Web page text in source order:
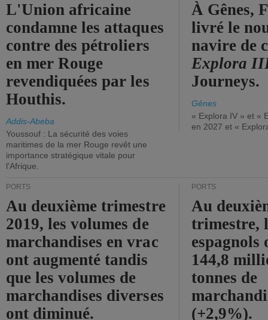
L'Union africaine
condamne les attaques
contre des pétroliers
en mer Rouge
revendiquées par les
Houthis.
Addis-Abeba
Youssouf : La sécurité des voies
maritimes de la mer Rouge revêt une
importance stratégique vitale pour
l'Afrique.
À Gênes,
livré le
navire de
Explora
Journeys.
Gênes
« Explora IV » et «
en 2027 et «
PORTS
Au deuxième trimestre
2019, les volumes de
marchandises en vrac
ont augmenté tandis
que les volumes de
marchandises diverses
ont diminué.
PORTS
Au
trimestre,
144,8
tonnes de
(+2,9%).